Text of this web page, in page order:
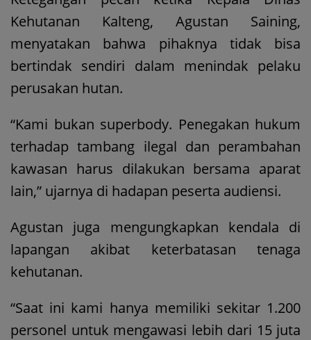
Kehutanan Kalteng, Agustan Saining,
menyatakan bahwa pihaknya tidak bisa
bertindak sendiri dalam menindak pelaku
perusakan hutan.
“Kami bukan superbody. Penegakan hukum
terhadap tambang ilegal dan perambahan
kawasan harus dilakukan bersama aparat
lain,” ujarnya di hadapan peserta audiensi.
Agustan juga mengungkapkan kendala di
lapangan akibat keterbatasan tenaga
kehutanan.
“Saat ini kami hanya memiliki sekitar 1.200
personel untuk mengawasi lebih dari 15 juta